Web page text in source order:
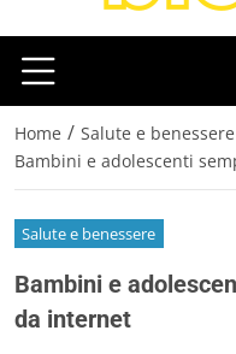
Home / Salute e benessere
Bambini e adolescenti
Salute e benessere
Bambini e
da internet